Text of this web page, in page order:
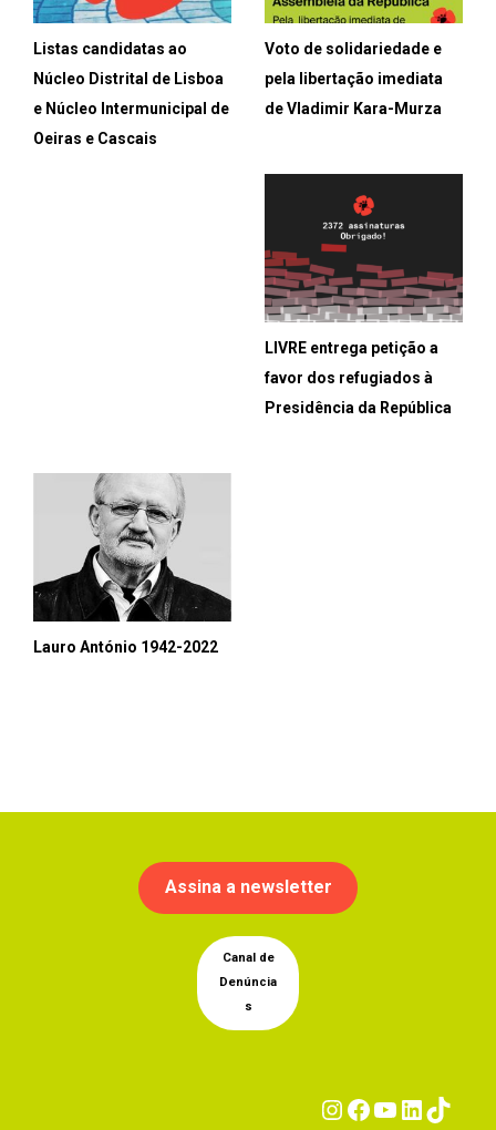
Listas candidatas ao
Núcleo Distrital de Lisboa
e Núcleo Intermunicipal de
Oeiras e Cascais
Voto de solidariedade e
pela libertação imediata
de Vladimir Kara-Murza
LIVRE entrega petição a
favor dos refugiados à
Presidência da República
Lauro António 1942-2022
Assina a newsletter
Canal de
Denúncia
s
Instagram
Facebook